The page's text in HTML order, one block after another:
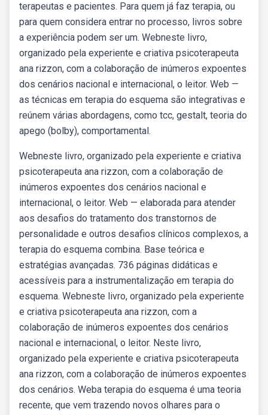
terapeutas e pacientes. Para quem já faz terapia, ou
para quem considera entrar no processo, livros sobre
a experiência podem ser um. Webneste livro,
organizado pela experiente e criativa psicoterapeuta
ana rizzon, com a colaboração de inúmeros expoentes
dos cenários nacional e internacional, o leitor. Web —
as técnicas em terapia do esquema são integrativas e
reúnem várias abordagens, como tcc, gestalt, teoria do
apego (bolby), comportamental.
Webneste livro, organizado pela experiente e criativa
psicoterapeuta ana rizzon, com a colaboração de
inúmeros expoentes dos cenários nacional e
internacional, o leitor. Web — elaborada para atender
aos desafios do tratamento dos transtornos de
personalidade e outros desafios clínicos complexos, a
terapia do esquema combina. Base teórica e
estratégias avançadas. 736 páginas didáticas e
acessíveis para a instrumentalização em terapia do
esquema. Webneste livro, organizado pela experiente
e criativa psicoterapeuta ana rizzon, com a
colaboração de inúmeros expoentes dos cenários
nacional e internacional, o leitor. Neste livro,
organizado pela experiente e criativa psicoterapeuta
ana rizzon, com a colaboração de inúmeros expoentes
dos cenários. Weba terapia do esquema é uma teoria
recente, que vem trazendo novos olhares para o